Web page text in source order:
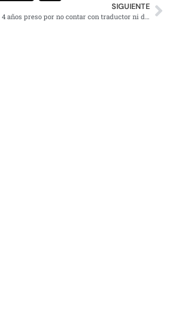
SIGUIENTE